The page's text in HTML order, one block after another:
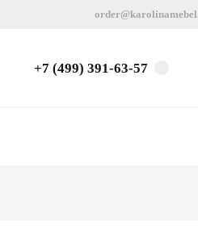
+7 (499) 391-63-57